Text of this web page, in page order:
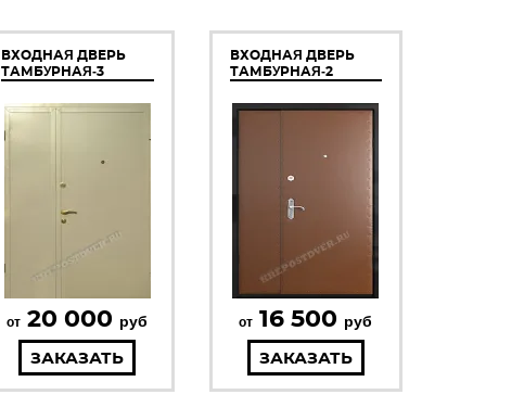
ВХОДНАЯ ДВЕРЬ
ТАМБУРНАЯ-3
от 20 000 руб
ЗАКАЗАТЬ
ВХОДНАЯ ДВЕРЬ
ТАМБУРНАЯ-2
от 16 500 руб
ЗАКАЗАТЬ